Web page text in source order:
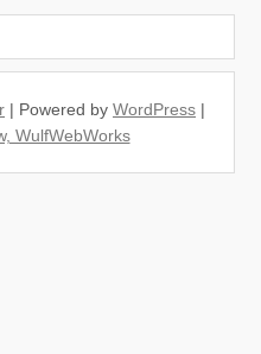
| Powered by WordPress |
WulfWebWorks